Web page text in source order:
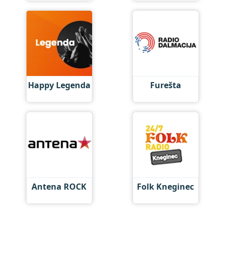
Happy Legenda Furešta
Antena ROCK Folk Kneginec